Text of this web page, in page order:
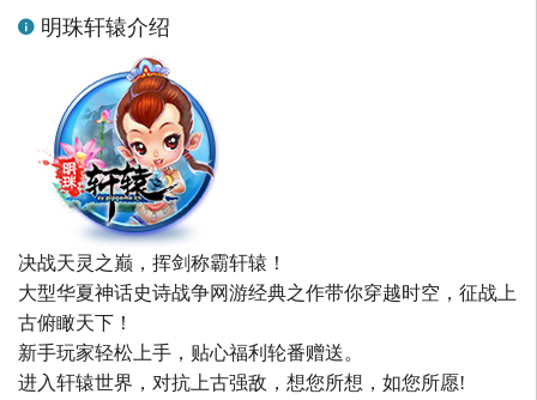
明珠轩辕介绍
决战天灵之巅，挥剑称霸轩辕！
大型华夏神话史诗战争网游经典之作带你穿越时空，征战上
古俯瞰天下！
新手玩家轻松上手，贴心福利轮番赠送。
进入轩辕世界，对抗上古强敌，想您所想，如您所愿!